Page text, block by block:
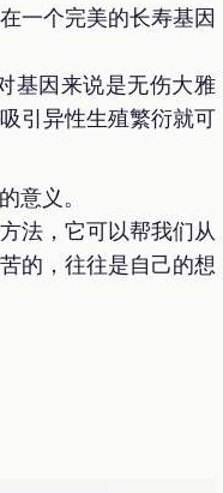
一个完美的长寿基因
基因来说是无伤大雅
引异性生殖繁衍就可
意义。
法，它可以帮我们从
的，往往是自己的想